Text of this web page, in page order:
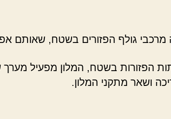
גולף הפזורים בשטח, שאותם
הפזורות בשטח, המלון מפעיל
ושאר מתקני המלון.